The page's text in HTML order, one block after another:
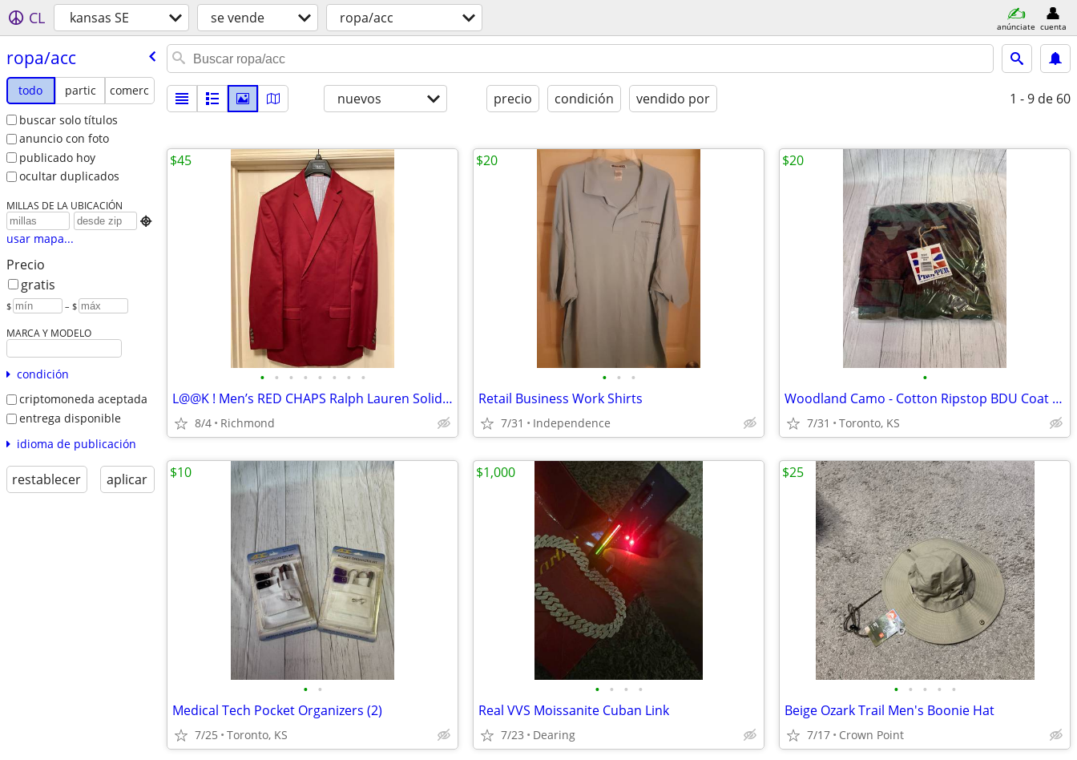
CL kansas SE se vende ropa/acc anúnciate cuenta
ropa/​acc
todo partic
comerc
buscar solo títulos
anuncio con foto
publicado hoy
ocultar duplicados
MILLAS DE LA UBICACIÓN

usar mapa...
Precio
gratis
$ – $
MARCA Y MODELO
condición
criptomoneda aceptada
entrega disponible
idioma de publicación
restablecer aplicar
nuevos precio condición vendido por 1 - 9 de 60
• • • • • • • •
L@@K ! Men’s RED CHAPS Ralph Lauren Solid Cotton Sport Coat Suit Blazer Jacket
8/4 Richmond
$45
• • •
Retail Business Work Shirts
7/31 Independence
$20
•
Woodland Camo - Cotton Ripstop BDU Coat - XLR
7/31 Toronto, KS
$20
• •
Medical Tech Pocket Organizers (2)
7/25 Toronto, KS
$10
• • • •
Real VVS Moissanite Cuban Link
7/23 Dearing
$1,000
• • • • •
Beige Ozark Trail Men's Boonie Hat
7/17 Crown Point
$25